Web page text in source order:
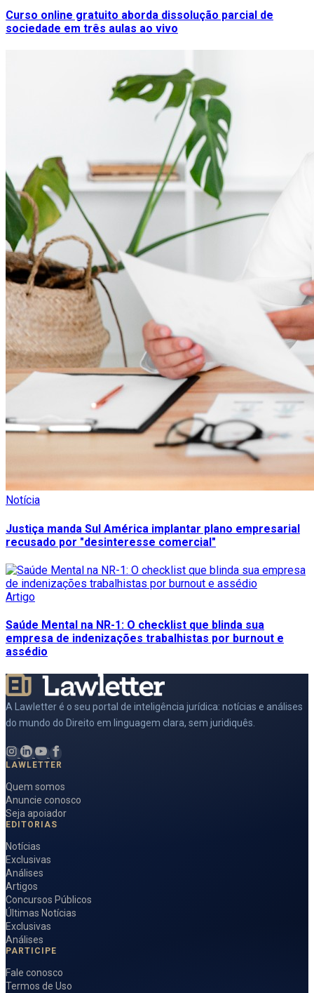
Curso online gratuito aborda dissolução parcial de
sociedade em três aulas ao vivo
Notícia
Justiça manda Sul América implantar plano empresarial
recusado por "desinteresse comercial"
Artigo
Saúde Mental na NR-1: O checklist que blinda sua
empresa de indenizações trabalhistas por burnout e
assédio
A Lawletter é o seu portal de inteligência jurídica: notícias e análises
do mundo do Direito em linguagem clara, sem juridiquês.
LAWLETTER
Quem somos
Anuncie conosco
Seja apoiador
EDITORIAS
Notícias
Exclusivas
Análises
Artigos
Concursos Públicos
Últimas Notícias
Exclusivas
Análises
PARTICIPE
Fale conosco
Termos de Uso